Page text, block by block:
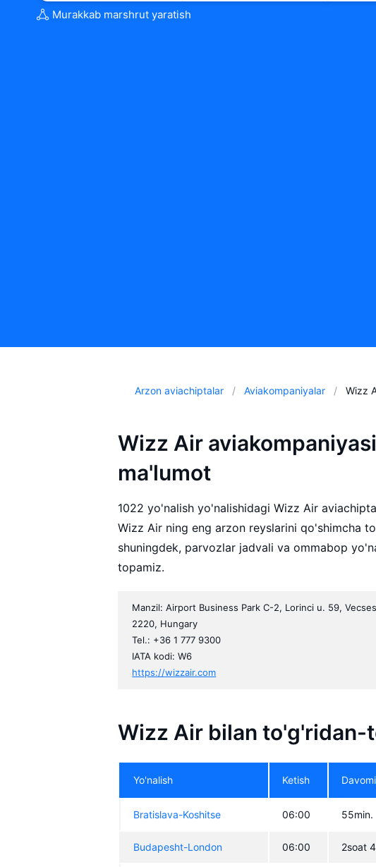
Murakkab marshrut yaratish
Arzon aviachiptalar Aviakompaniyalar Wizz
Wizz Air
ma'lumot
1022 yo'nalish yo'nalishidagi Wizz Air
Wizz Air ning eng arzon reyslarini qo'shimcha
shuningdek, parvozlar jadvali va ommabop
topamiz.
Manzil: Airport Business Park C-2, Lorinci u. 59,
2220, Hungary
Tel.: +36 1 777 9300
IATA kodi: W6
https://wizzair.com
Wizz Air bilan to'g'ridan-
Yo'nalish Ketish
Bratislava-Koshitse 06:00 55min.
Budapesht-London 06:00 2soat